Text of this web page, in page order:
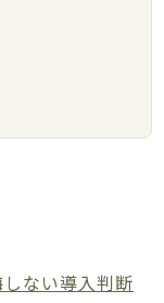
ない導入判断